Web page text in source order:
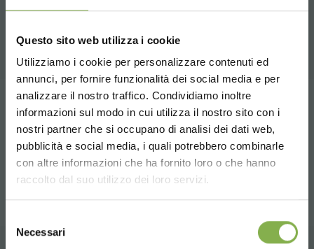
Questo sito web utilizza i cookie
Utilizziamo i cookie per personalizzare contenuti ed
annunci, per fornire funzionalità dei social media e per
analizzare il nostro traffico. Condividiamo inoltre
informazioni sul modo in cui utilizza il nostro sito con i
nostri partner che si occupano di analisi dei dati web,
pubblicità e social media, i quali potrebbero combinarle
con altre informazioni che ha fornito loro o che hanno
raccolto dal suo utilizzo dei loro servizi.
delNecessari
Una selección de los mejores productos a la
venta en orlandelli.it
Tag: mesa para flores
compartir
Choose the country you are in and your
language for a better browsing experience
DESCARGAR
FICHA TÉCNICA
para descargar la ficha